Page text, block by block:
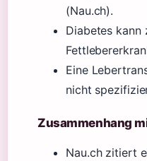
(Nau.ch).
Diabetes kann
Eine
nicht
Zusammenhang
Nau.ch zitiert